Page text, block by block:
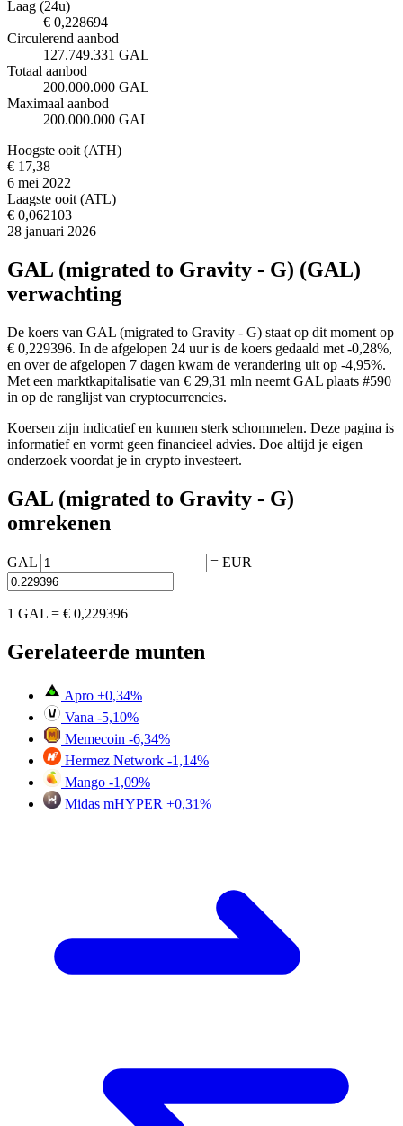
Laag (24u)
€ 0,228694
Circulerend aanbod
127.749.331 GAL
Totaal aanbod
200.000.000 GAL
Maximaal aanbod
200.000.000 GAL
Hoogste ooit (ATH)
€ 17,38
6 mei 2022
Laagste ooit (ATL)
€ 0,062103
28 januari 2026
GAL (migrated to Gravity - G) (GAL)
verwachting
De koers van GAL (migrated to Gravity - G) staat op dit moment op
€ 0,229396. In de afgelopen 24 uur is de koers gedaald met -0,28%,
en over de afgelopen 7 dagen kwam de verandering uit op -4,95%.
Met een marktkapitalisatie van € 29,31 mln neemt GAL plaats #590
in op de ranglijst van cryptocurrencies.
Koersen zijn indicatief en kunnen sterk schommelen. Deze pagina is
informatief en vormt geen financieel advies. Doe altijd je eigen
onderzoek voordat je in crypto investeert.
GAL (migrated to Gravity - G)
omrekenen
GAL = EUR
1 GAL = € 0,229396
Gerelateerde munten
Apro +0,34%
Vana -5,10%
Memecoin -6,34%
Hermez Network -1,14%
Mango -1,09%
Midas mHYPER +0,31%